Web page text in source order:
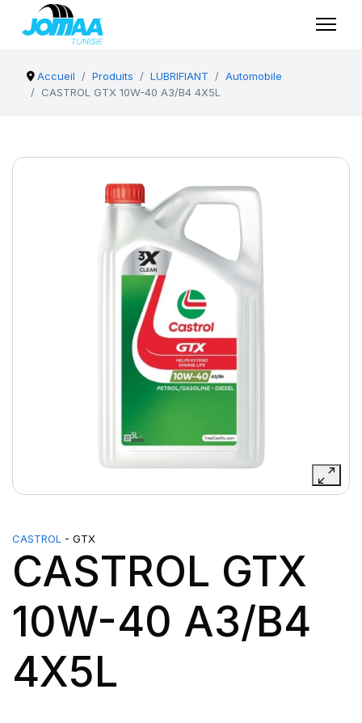
Accueil Produits LUBRIFIANT
Automobile
CASTROL GTX 10W-40 A3/B4 4X5L
CASTROL - GTX
CASTROL GTX
10W-40 A3/B4
4X5L